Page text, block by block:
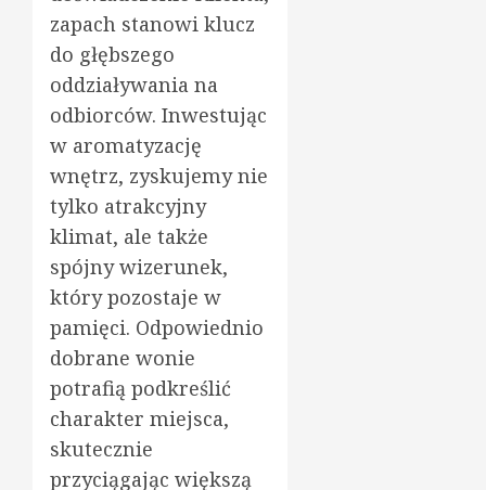
zapach stanowi klucz
do głębszego
oddziaływania na
odbiorców. Inwestując
w aromatyzację
wnętrz, zyskujemy nie
tylko atrakcyjny
klimat, ale także
spójny wizerunek,
który pozostaje w
pamięci. Odpowiednio
dobrane wonie
potrafią podkreślić
charakter miejsca,
skutecznie
przyciągając większą